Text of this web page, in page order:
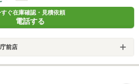
ぐ在庫確認・見積依頼
電話する
前店